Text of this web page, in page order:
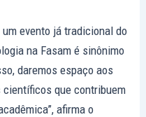
um evento já tradicional do
na Fasam é sinônimo
daremos espaço aos
que contribuem
afirma o